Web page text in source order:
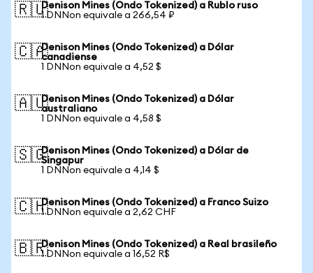
🇷🇺Denison Mines (Ondo Tokenized) a Rublo ruso
1 DNNon equivale a 266,54 ₽
🇨🇦Denison Mines (Ondo Tokenized) a Dólar
canadiense
1 DNNon equivale a 4,52 $
🇦🇺Denison Mines (Ondo Tokenized) a Dólar
australiano
1 DNNon equivale a 4,58 $
🇸🇬Denison Mines (Ondo Tokenized) a Dólar de
Singapur
1 DNNon equivale a 4,14 $
🇨🇭Denison Mines (Ondo Tokenized) a Franco Suizo
1 DNNon equivale a 2,62 CHF
🇧🇷Denison Mines (Ondo Tokenized) a Real brasileño
1 DNNon equivale a 16,52 R$